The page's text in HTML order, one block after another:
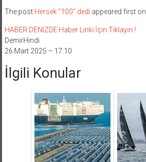
The post Hersek “100” dedi appeared first on
HABER DENIZDE Haber Linki İçin Tıklayın !
DemirHindi
26 Mart 2025 – 17:10
İlgili Konular